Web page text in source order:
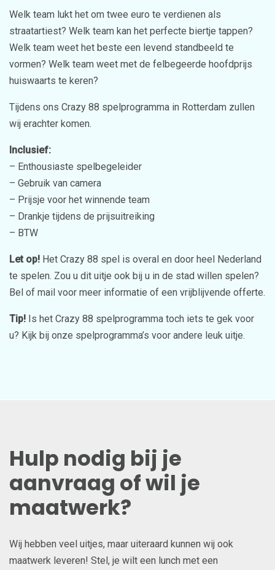
Welk team lukt het om twee euro te verdienen als
straatartiest? Welk team kan het perfecte biertje tappen?
Welk team weet het beste een levend standbeeld te
vormen? Welk team weet met de felbegeerde hoofdprijs
huiswaarts te keren?
Tijdens ons Crazy 88 spelprogramma in Rotterdam zullen
wij erachter komen.
Inclusief:
– Enthousiaste spelbegeleider
– Gebruik van camera
– Prijsje voor het winnende team
– Drankje tijdens de prijsuitreiking
– BTW
Let op! Het Crazy 88 spel is overal en door heel Nederland
te spelen. Zou u dit uitje ook bij u in de stad willen spelen?
Bel of mail voor meer informatie of een vrijblijvende offerte.
Tip! Is het Crazy 88 spelprogramma toch iets te gek voor
u? Kijk bij onze spelprogramma’s voor andere leuk uitje.
Hulp nodig bij je
aanvraag of wil je
maatwerk?
Wij hebben veel uitjes, maar uiteraard kunnen wij ook
maatwerk leveren! Stel, je wilt een lunch met een